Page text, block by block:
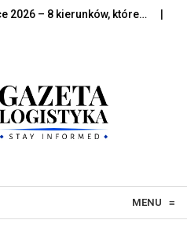
– 8 kierunków, które…
MENU ≡